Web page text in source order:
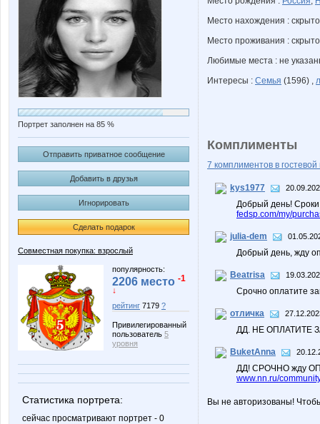
Портрет заполнен на 85 %
Отправить приватное сообщение
Добавить в друзья
Игнорировать
Сделать подарок
Совместная покупка: взрослый
популярность:
2206 место -1
↓
рейтинг 7179 ?
Привилегированный
пользователь 5
уровня
Статистика портрета:
сейчас просматривают портрет - 0
Место нахождения : скрыто
Место проживания : скрыто
Любимые места : не
Интересы : Семья (1596) ,
Комплименты
7 комплиментов в гостевой
kys1977
Добрый день!
fedsp.com/my/
julia-dem
Добрый день, жду
Beatrisa
Срочно оплатите
отличка
ДД. НЕ ОПЛАТИТЕ
BuketAnna
ДД! СРОЧНО жду
www.nn.ru/
Вы не авторизованы!